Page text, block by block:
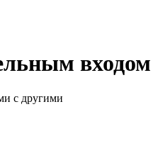
входом
с другими